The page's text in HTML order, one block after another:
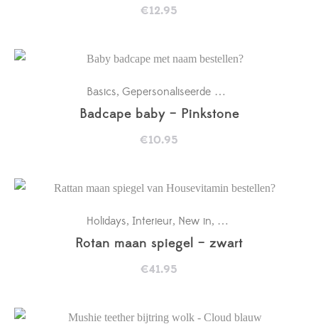
€12.95
Basics, Gepersonaliseerde badcapes
Badcape baby – Pinkstone
€10.95
Holidays, Interieur, New in, Wanddecoratie
Rotan maan spiegel – zwart
€41.95